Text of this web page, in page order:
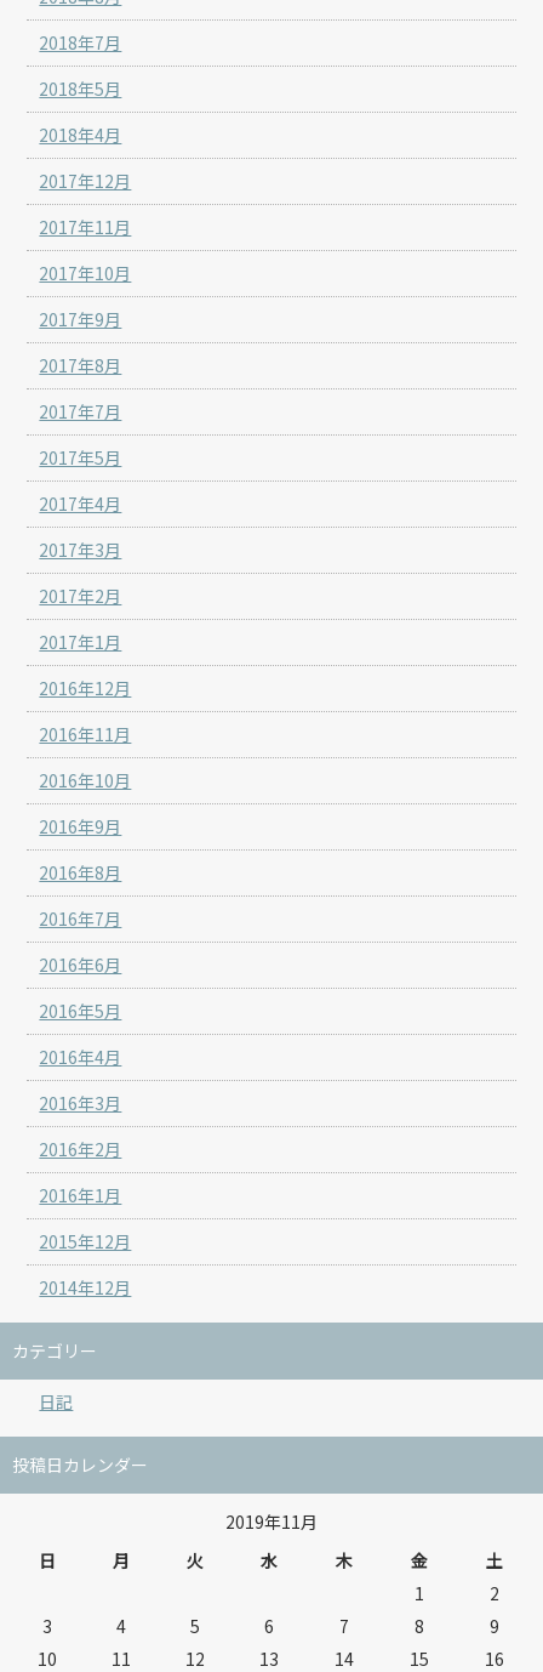
2018年7月
2018年5月
2018年4月
2017年12月
2017年11月
2017年10月
2017年9月
2017年8月
2017年7月
2017年5月
2017年4月
2017年3月
2017年2月
2017年1月
2016年12月
2016年11月
2016年10月
2016年9月
2016年8月
2016年7月
2016年6月
2016年5月
2016年4月
2016年3月
2016年2月
2016年1月
2015年12月
2014年12月
カテゴリー
日記
投稿日カレンダー
2019年11月
日
月 火 水 木 金
土
1
2
3
4 5 6 7 8
9
10
11 12 13 14 15 16